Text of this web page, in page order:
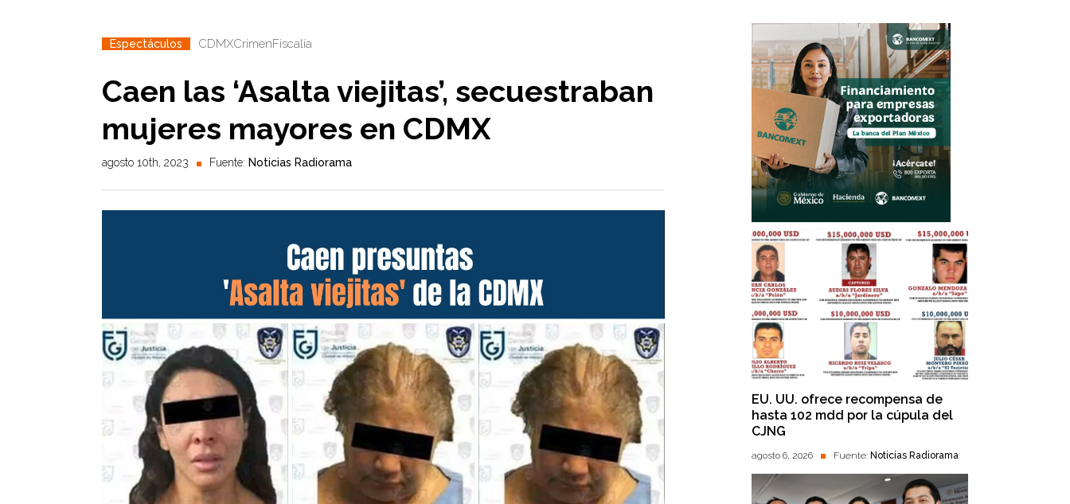
Espectáculos CDMXCrimenFiscalía
Caen las ‘Asalta viejitas’, secuestraban
mujeres mayores en CDMX
agosto 10th, 2023 Fuente: Noticias Radiorama
EU. UU. ofrece recompensa de
hasta 102 mdd por la cúpula del
CJNG
agosto 6, 2026 Fuente: Noticias Radiorama